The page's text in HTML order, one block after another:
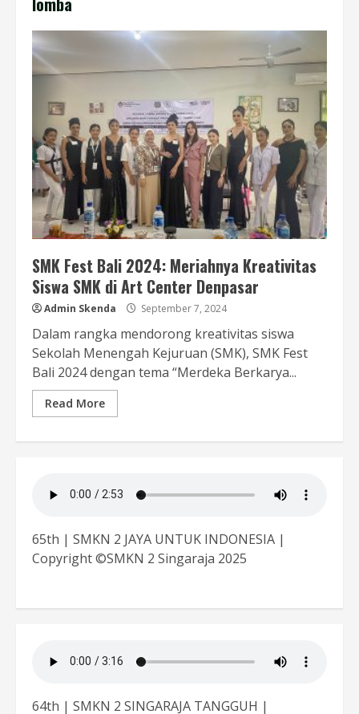
SMK Fest Bali 2024: Meriahnya Kreativitas
Siswa SMK di Art Center Denpasar
Admin Skenda September 7, 2024
Dalam rangka mendorong kreativitas siswa
Sekolah Menengah Kejuruan (SMK), SMK Fest
Bali 2024 dengan tema “Merdeka Berkarya...
Read More
65th | SMKN 2 JAYA UNTUK INDONESIA |
Copyright ©SMKN 2 Singaraja 2025
64th | SMKN 2 SINGARAJA TANGGUH |